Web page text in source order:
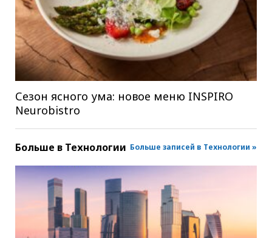
Сезон ясного ума: новое меню INSPIRO
Neurobistro
Больше в Технологии Больше записей в Технологии »